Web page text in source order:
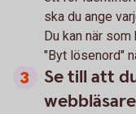
ska du ange
Du kan när
"Byt lösenord"
Se till att